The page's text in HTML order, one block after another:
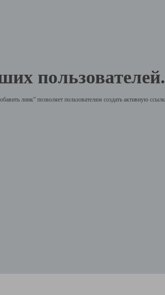
пользователей.
линк” позволяет пользователям создать активную